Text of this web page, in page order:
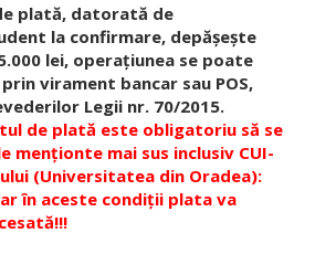
universitar
plată, datorată de
la confirmare, depăşeşte
lei, operaţiunea se poate
virament bancar sau POS,
Legii nr. 70/2015.
de plată este obligatoriu să se
menţionte mai sus inclusiv CUI-
(Universitatea din Oradea):
în aceste condiții plata va
!!!